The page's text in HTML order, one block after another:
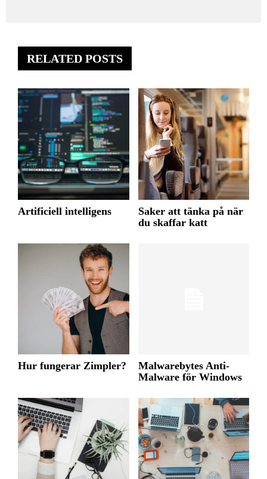
RELATED POSTS
Artificiell intelligens
Saker att tänka på när
du skaffar katt
Hur fungerar Zimpler?
Malwarebytes Anti-
Malware för Windows